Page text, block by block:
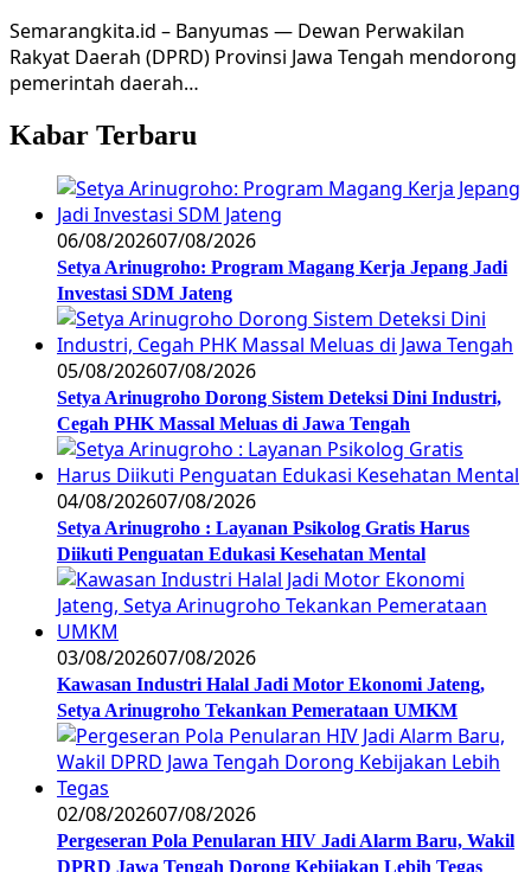
Semarangkita.id – Banyumas — Dewan Perwakilan
Rakyat Daerah (DPRD) Provinsi Jawa Tengah mendorong
pemerintah daerah…
Kabar Terbaru
06/08/202607/08/2026
Setya Arinugroho: Program Magang Kerja Jepang Jadi
Investasi SDM Jateng
05/08/202607/08/2026
Setya Arinugroho Dorong Sistem Deteksi Dini Industri,
Cegah PHK Massal Meluas di Jawa Tengah
04/08/202607/08/2026
Setya Arinugroho : Layanan Psikolog Gratis Harus
Diikuti Penguatan Edukasi Kesehatan Mental
03/08/202607/08/2026
Kawasan Industri Halal Jadi Motor Ekonomi Jateng,
Setya Arinugroho Tekankan Pemerataan UMKM
02/08/202607/08/2026
Pergeseran Pola Penularan HIV Jadi Alarm Baru, Wakil
DPRD Jawa Tengah Dorong Kebijakan Lebih Tegas